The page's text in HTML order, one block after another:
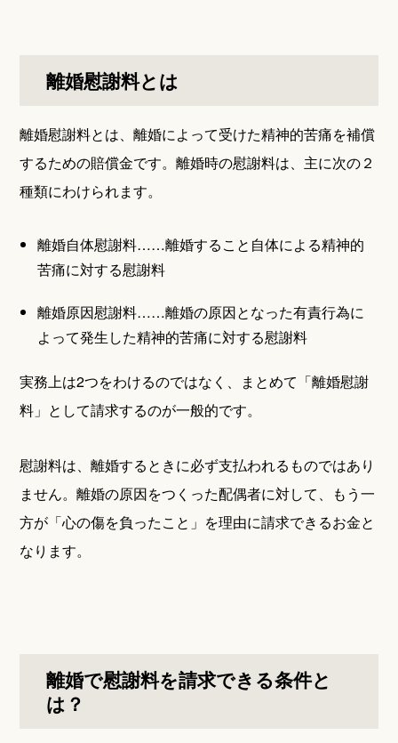
離婚慰謝料とは
離婚慰謝料とは、離婚によって受けた精神的苦痛を補償
するための賠償金です。離婚時の慰謝料は、主に次の２
種類にわけられます。
離婚自体慰謝料……離婚すること自体による精神的
苦痛に対する慰謝料
離婚原因慰謝料……離婚の原因となった有責行為に
よって発生した精神的苦痛に対する慰謝料
実務上は2つをわけるのではなく、まとめて「離婚慰謝
料」として請求するのが一般的です。
慰謝料は、離婚するときに必ず支払われるものではあり
ません。離婚の原因をつくった配偶者に対して、もう一
方が「心の傷を負ったこと」を理由に請求できるお金と
なります。
離婚で慰謝料を請求できる条件と
は？